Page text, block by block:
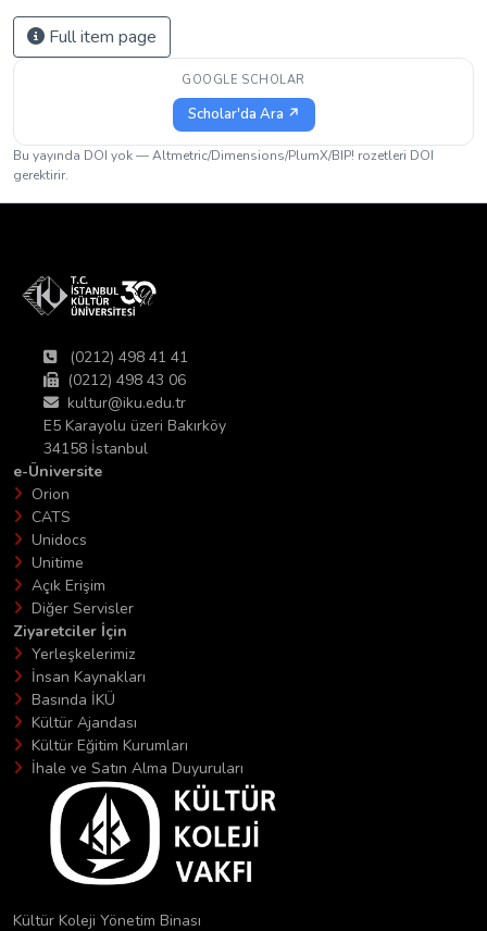
Full item page
GOOGLE SCHOLAR
Scholar'da Ara ↗
Bu yayında DOI yok — Altmetric/Dimensions/PlumX/BIP! rozetleri DOI
gerektirir.
(0212) 498 41 41
(0212) 498 43 06
kultur@iku.edu.tr
E5 Karayolu üzeri Bakırköy
34158 İstanbul
e-Üniversite
Orion
CATS
Unidocs
Unitime
Açık Erişim
Diğer Servisler
Ziyaretciler İçin
Yerleşkelerimiz
İnsan Kaynakları
Basında İKÜ
Kültür Ajandası
Kültür Eğitim Kurumları
İhale ve Satın Alma Duyuruları
Kültür Koleji Yönetim Binası